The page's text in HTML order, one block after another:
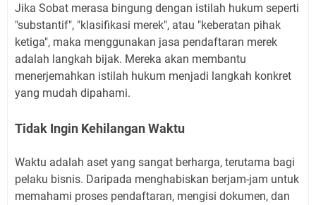
Jika Sobat merasa bingung dengan istilah hukum seperti
"substantif", "klasifikasi merek", atau "keberatan pihak
ketiga", maka menggunakan jasa pendaftaran merek
adalah langkah bijak. Mereka akan membantu
menerjemahkan istilah hukum menjadi langkah konkret
yang mudah dipahami.
Tidak Ingin Kehilangan Waktu
Waktu adalah aset yang sangat berharga, terutama bagi
pelaku bisnis. Daripada menghabiskan berjam-jam untuk
memahami proses pendaftaran, mengisi dokumen, dan